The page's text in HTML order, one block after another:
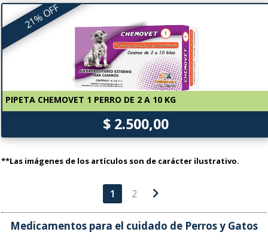
21% OFF
PIPETA CHEMOVET 1 PERRO DE 2 A 10 KG
$ 2.500,00
**Las imágenes de los artículos son de carácter ilustrativo.
1 2 chevron_right
Medicamentos para el cuidado de Perros y Gatos